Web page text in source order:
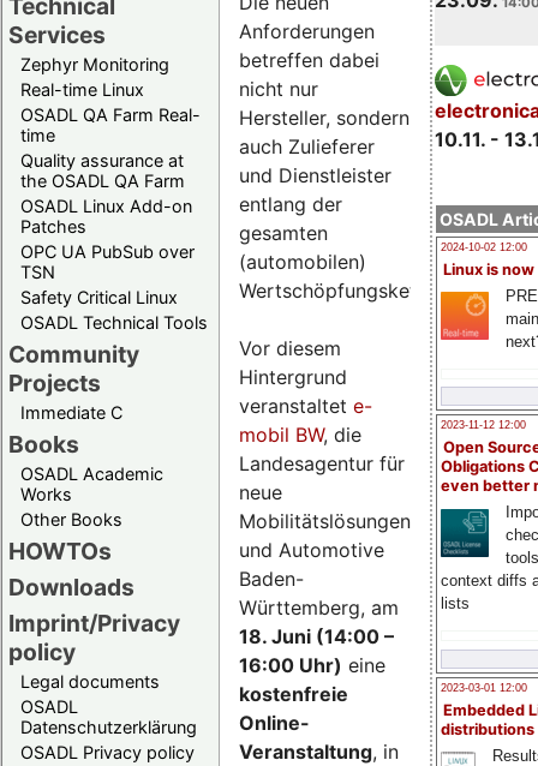
Services
Zephyr Monitoring
Real-time Linux
OSADL QA Farm Real-
time
Quality assurance at
the OSADL QA Farm
OSADL Linux Add-on
Patches
OPC UA PubSub over
TSN
Safety Critical Linux
OSADL Technical Tools
Community
Projects
Immediate C
Books
OSADL Academic
Works
Other Books
HOWTOs
Downloads
Imprint/Privacy
policy
Legal documents
OSADL
Datenschutzerklärung
OSADL Privacy policy
10.11. -
OSADL
2024-10-02 12:00
Linux is now
2023-11-12 12:00
Open
Obligations
even better
context diffs
lists
2023-03-01 12:00
Embedded
distributions
Anforderungen
betreffen dabei
nicht nur
Hersteller, sondern
auch Zulieferer
und Dienstleister
entlang der
gesamten
(automobilen)
Wertschöpfungskette.
Vor diesem
Hintergrund
veranstaltet e-
mobil BW, die
Landesagentur für
neue
Mobilitätslösungen
und Automotive
Baden-
Württemberg, am
18. Juni (14:00 –
16:00 Uhr) eine
kostenfreie
Online-
Veranstaltung, in